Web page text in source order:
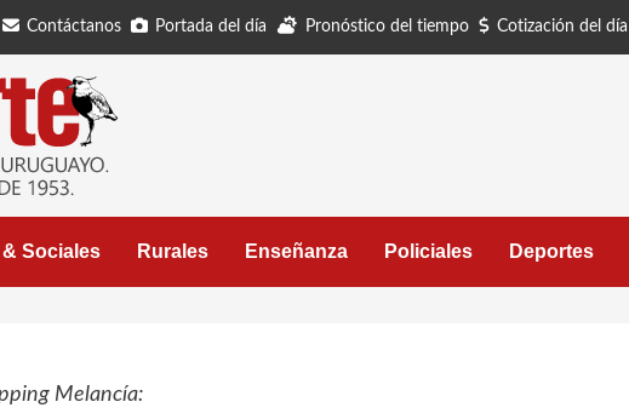
Contáctanos Portada del día Pronóstico del tiempo Cotización del día
Sociales Rurales Enseñanza Policiales Deportes
Melancía: